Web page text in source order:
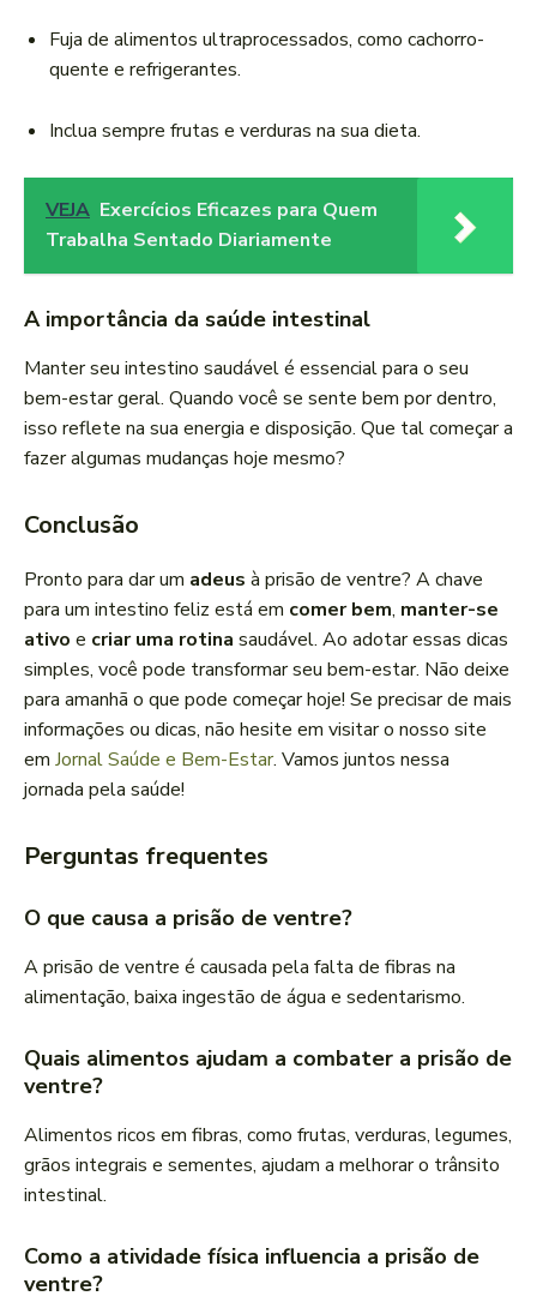
Fuja de alimentos ultraprocessados, como cachorro-
quente e refrigerantes.
Inclua sempre frutas e verduras na sua dieta.
VEJA Exercícios Eficazes para Quem
Trabalha Sentado Diariamente
A importância da saúde intestinal
Manter seu intestino saudável é essencial para o seu
bem-estar geral. Quando você se sente bem por dentro,
isso reflete na sua energia e disposição. Que tal começar a
fazer algumas mudanças hoje mesmo?
Conclusão
Pronto para dar um adeus à prisão de ventre? A chave
para um intestino feliz está em comer bem, manter-se
ativo e criar uma rotina saudável. Ao adotar essas dicas
simples, você pode transformar seu bem-estar. Não deixe
para amanhã o que pode começar hoje! Se precisar de mais
informações ou dicas, não hesite em visitar o nosso site
em Jornal Saúde e Bem-Estar. Vamos juntos nessa
jornada pela saúde!
Perguntas frequentes
O que causa a prisão de ventre?
A prisão de ventre é causada pela falta de fibras na
alimentação, baixa ingestão de água e sedentarismo.
Quais alimentos ajudam a combater a prisão de
ventre?
Alimentos ricos em fibras, como frutas, verduras, legumes,
grãos integrais e sementes, ajudam a melhorar o trânsito
intestinal.
Como a atividade física influencia a prisão de
ventre?